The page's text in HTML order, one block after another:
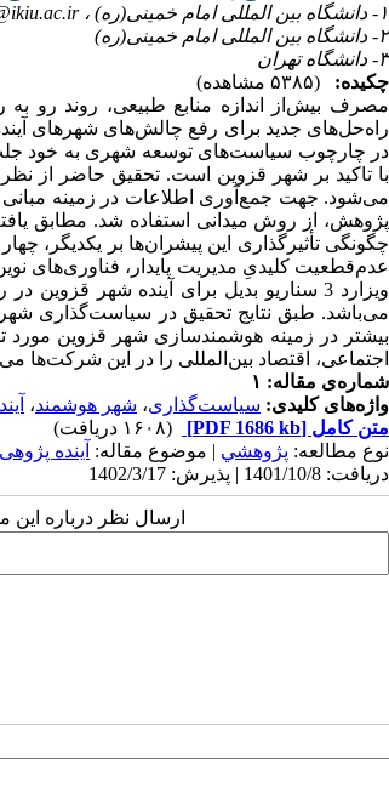
۱- دانشگاه بین المللی امام خمینی(ره) ،
۲- دانشگاه بین المللی امام خمینی(ره)
۳- دانشگاه تهران
چکیده:
(۵۳۸۵ مشاهده)
مصرف بیش‌از اندازه منابع طبیعی، روند رو
راه‌حل‌های جدید برای رفع چالش‌های شهرهای
در چارچوب سیاست‌های توسعه شهری به خود جلب
با تاکید بر شهر قزوین است. تحقیق حاضر از
می‌شود. جهت جمع‌آوری اطلاعات در زمینه
پژوهش، از روش میدانی استفاده شد.
چگونگی تأثیرگذاری این پیشران‌ها بر یکدیگر،
عدم‌قطعیت کلیدیِ مدیریت پایدار، فناوری‌های
ویزارد 3 سناریو بدیل برای آینده شهر
می‌باشد. طبق نتایج تحقیق در سیاست‌گذاری
بیشتر در زمینه هوشمندسازی شهر قزوین مورد
اجتماعی، اقتصاد بین‌المللی را در این شرکت‌ها
شماره‌ی مقاله: ۱
واژه‌های کلیدی: سیاست‌گذاری، شهر هوشمند،
متن کامل [PDF 1686 kb]
(۱۶۰۸ دریافت)
نوع مطالعه: پژوهشي | موضوع مقاله: آینده پژوهی
دریافت: 1401/10/8 | پذیرش: 1402/3/17
ارسال نظر درباره این